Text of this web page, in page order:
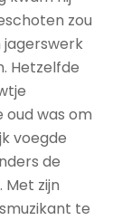
zou
jagerswerk
Hetzelfde
was om
voegde
de
zijn
te